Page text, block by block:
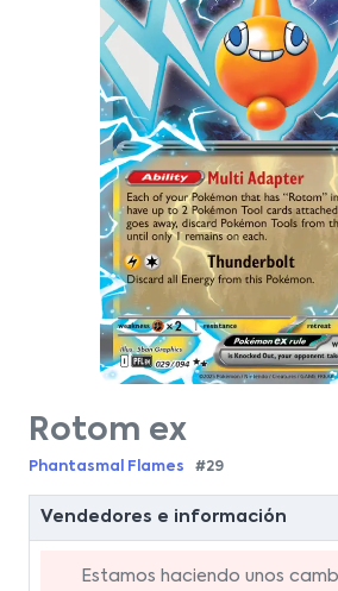
Rotom ex
Phantasmal Flames #29
Vendedores e información
Estamos haciendo unos